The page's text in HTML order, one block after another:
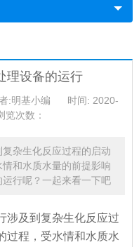
理设备的运行
:明基小编
时间: 2020-
览次数：
杂生化反应过程的启动
和水质水量的前提影响
行呢？一起来看一下吧
涉及到复杂生化反应过
过程，受水情和水质水